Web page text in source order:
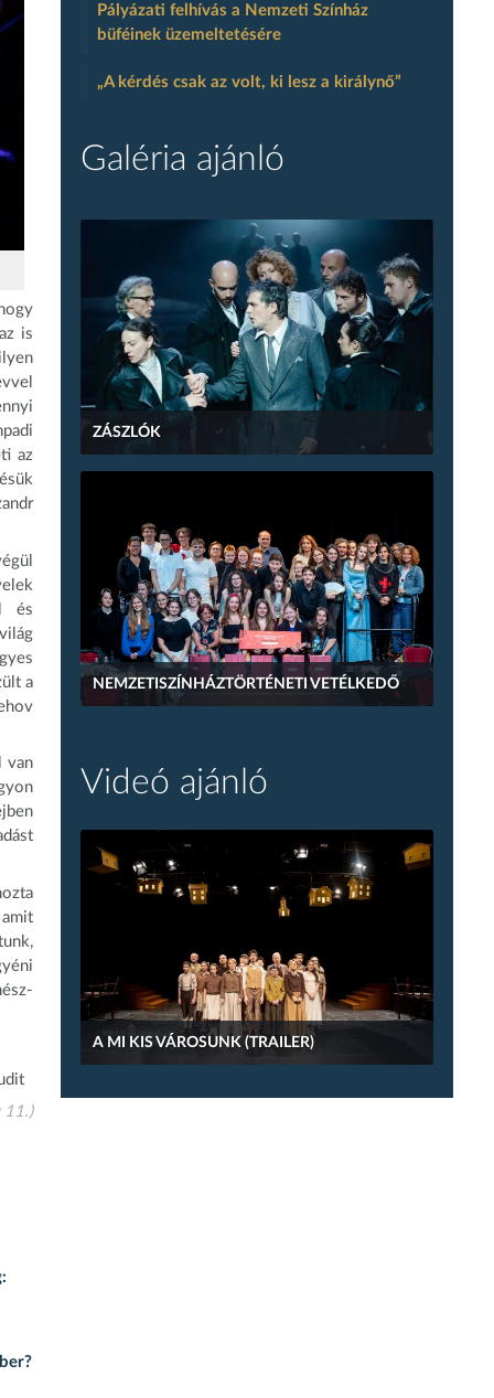
is
az
és
a
van
11.)
Pályázati felhívás a Nemzeti Színház
büféinek üzemeltetésére
„A kérdés csak az volt, ki lesz a királynő”
Galéria ajánló
ZÁSZLÓK
NEMZETISZÍNHÁZTÖRTÉNETI VETÉLKEDŐ
Videó ajánló
A MI KIS VÁROSUNK (TRAILER)